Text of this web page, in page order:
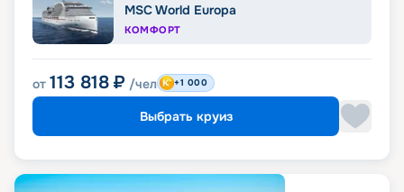
MSC World Europa
КОМФОРТ
от 113 818 ₽ /чел +1 000
Выбрать круиз